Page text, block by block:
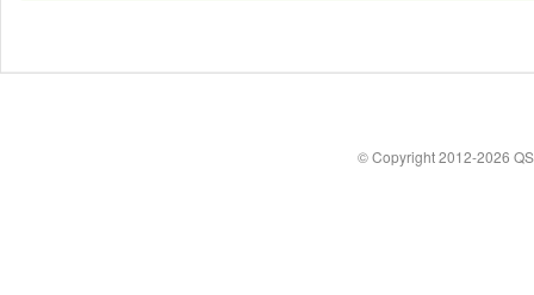
© Copyright 2012-2026